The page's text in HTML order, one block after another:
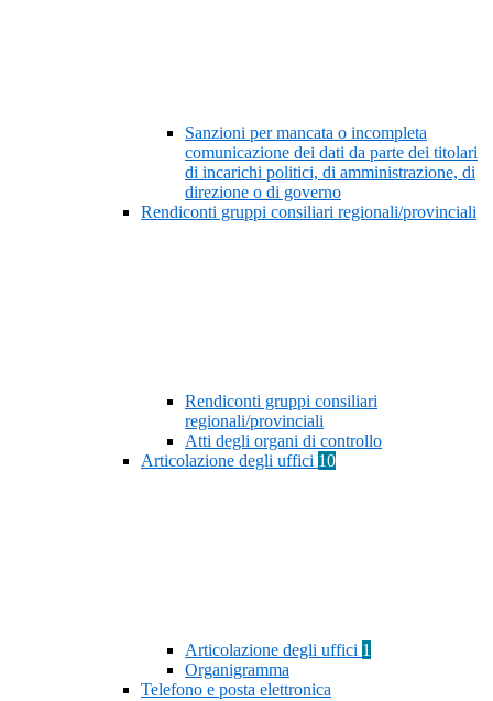
Sanzioni per mancata o incompleta
comunicazione dei dati da parte dei titolari
di incarichi politici, di amministrazione, di
direzione o di governo
Rendiconti gruppi consiliari regionali/provinciali
Rendiconti gruppi consiliari
regionali/provinciali
Atti degli organi di controllo
Articolazione degli uffici 10
Articolazione degli uffici 1
Organigramma
Telefono e posta elettronica